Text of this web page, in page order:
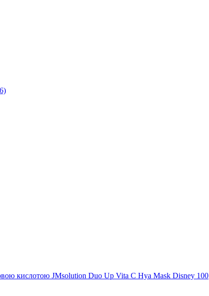
кислотою JMsolution Duo Up Vita C Hya Mask Disney 100